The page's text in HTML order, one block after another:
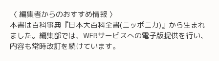
〈 編集者からのおすすめ情報 〉
本書は百科事典『日本大百科全書(ニッポニカ)』から生まれ
ました。編集部では、WEBサービスへの電子版提供を行い、
内容も常時改訂を続けています。